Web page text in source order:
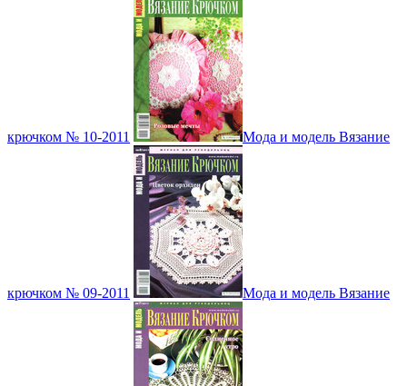
крючком № 10-2011 Мода и модель Вязание
крючком № 09-2011 Мода и модель Вязание